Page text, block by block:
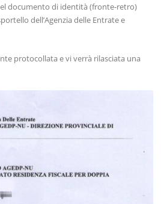
documento di identità (fronte-retro)
dell’Agenzia delle Entrate e
protocollata e vi verrà rilasciata una